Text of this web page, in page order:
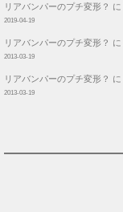
リアバンパーのプチ変形？ に
2019-04-19
リアバンパーのプチ変形？ に
2013-03-19
リアバンパーのプチ変形？ に
2013-03-19